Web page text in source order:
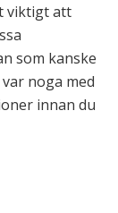
viktigt att
som kanske
noga med
innan du